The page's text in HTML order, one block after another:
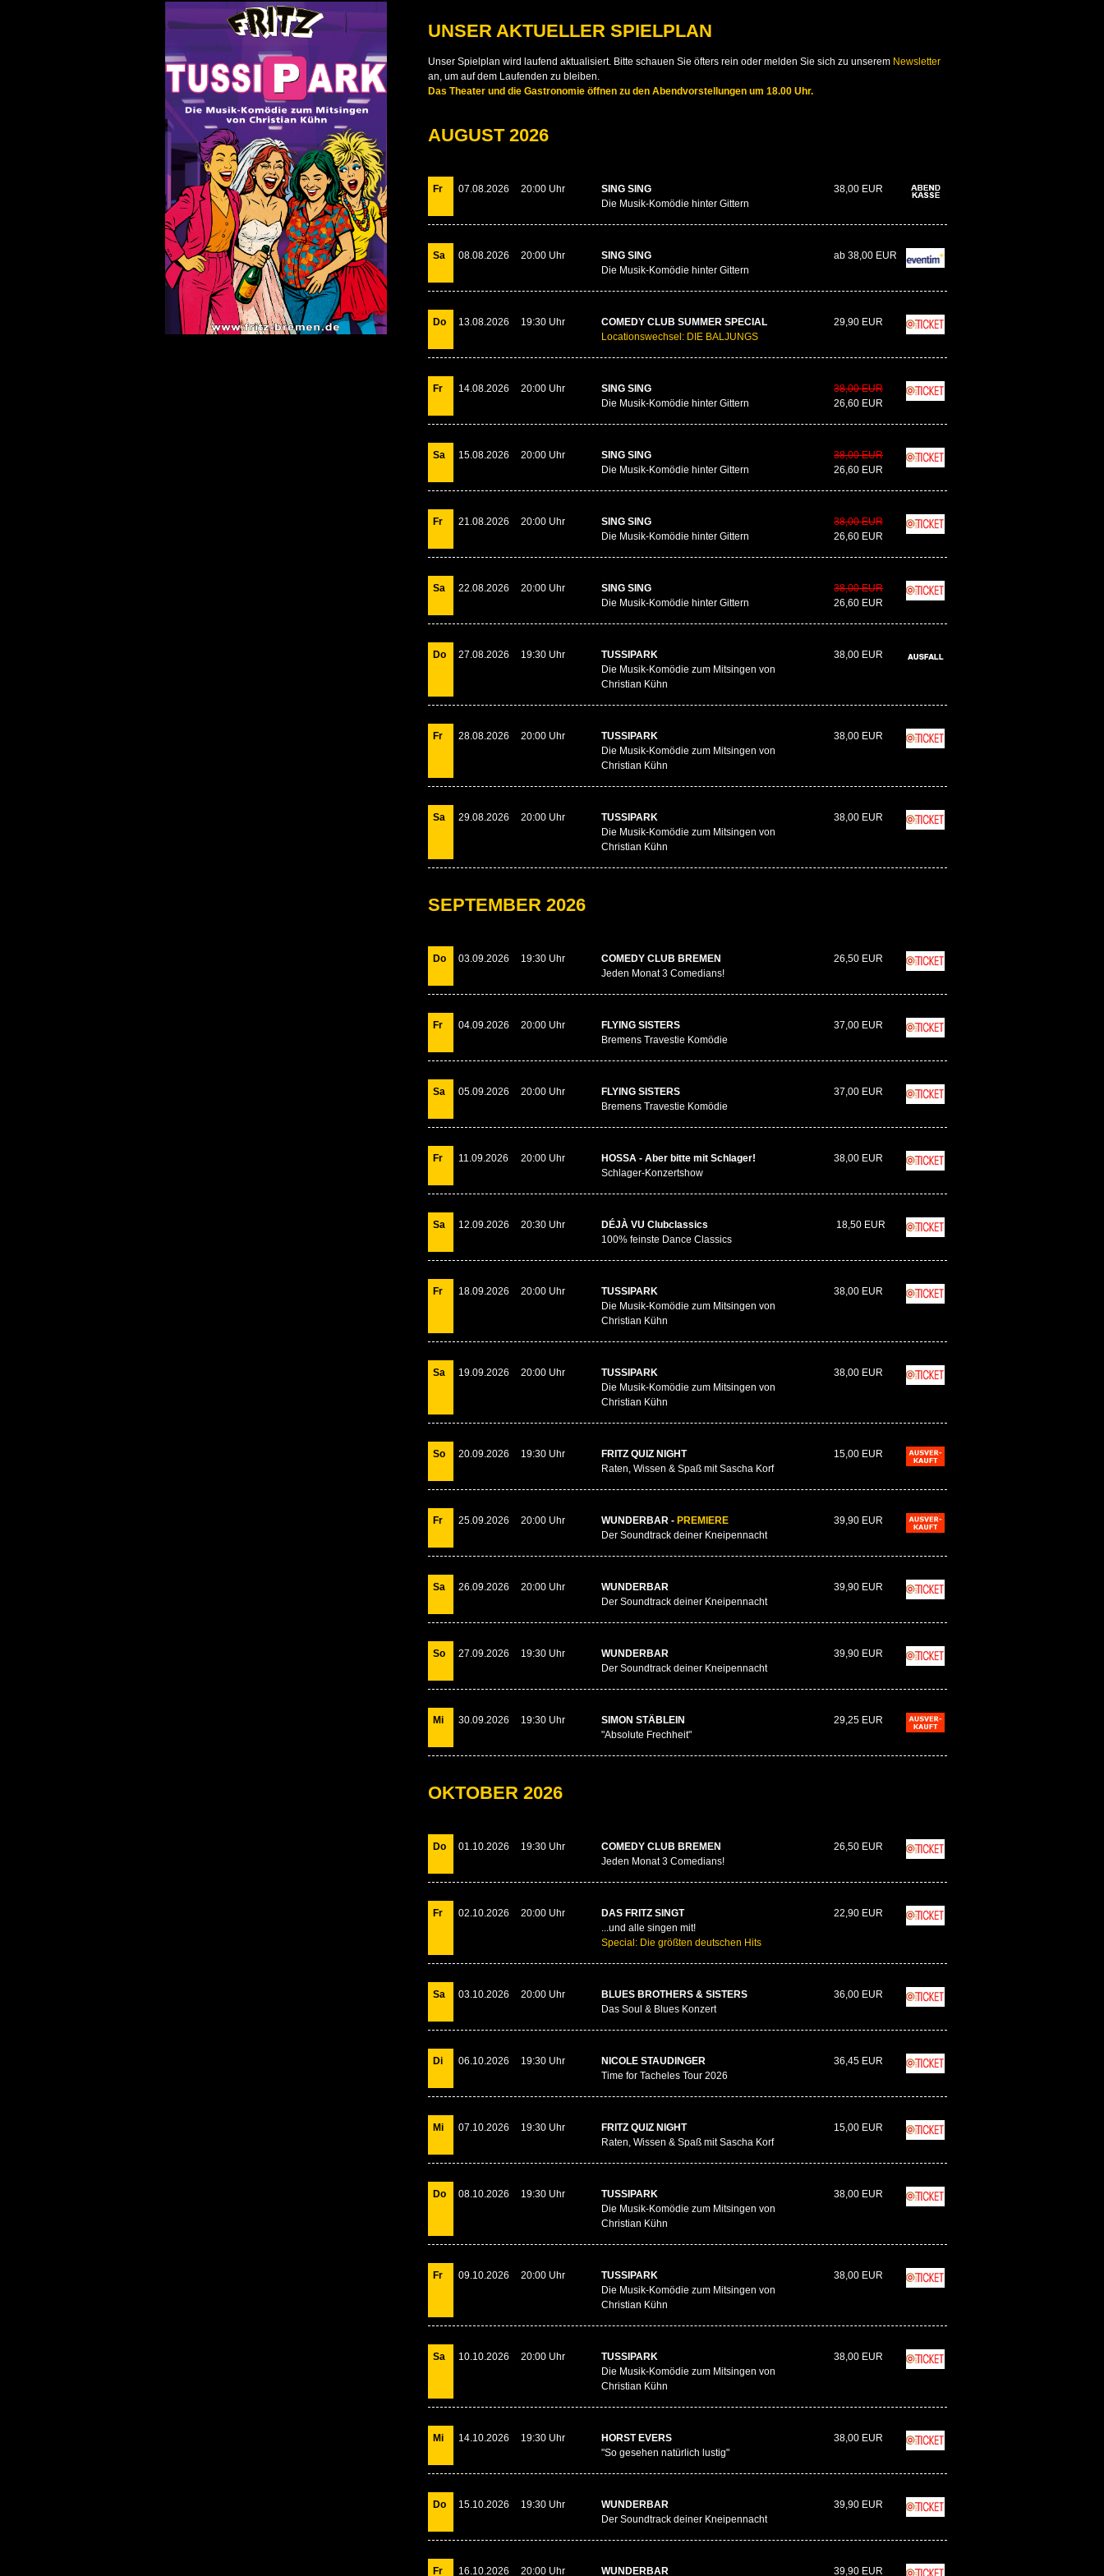
UNSER AKTUELLER SPIELPLAN
Unser Spielplan wird laufend aktualisiert. Bitte schauen Sie öfters rein oder melden Sie sich zu unserem Newsletter
an, um auf dem Laufenden zu bleiben.
Das Theater und die Gastronomie öffnen zu den Abendvorstellungen um 18.00 Uhr.
AUGUST 2026
Fr 07.08.2026 20:00 Uhr
SING SING
Die Musik-Komödie hinter Gittern
38,00 EUR
Sa 08.08.2026 20:00 Uhr
SING SING
Die Musik-Komödie hinter Gittern
ab 38,00 EUR
Do 13.08.2026 19:30 Uhr
COMEDY CLUB SUMMER SPECIAL
Locationswechsel: DIE BALJUNGS
29,90 EUR
Fr 14.08.2026 20:00 Uhr
SING SING
Die Musik-Komödie hinter Gittern
38,00 EUR
26,60 EUR
Sa 15.08.2026 20:00 Uhr
SING SING
Die Musik-Komödie hinter Gittern
38,00 EUR
26,60 EUR
Fr 21.08.2026 20:00 Uhr
SING SING
Die Musik-Komödie hinter Gittern
38,00 EUR
26,60 EUR
Sa 22.08.2026 20:00 Uhr
SING SING
Die Musik-Komödie hinter Gittern
38,00 EUR
26,60 EUR
Do 27.08.2026 19:30 Uhr
TUSSIPARK
Die Musik-Komödie zum Mitsingen von
Christian Kühn
38,00 EUR
Fr 28.08.2026 20:00 Uhr
TUSSIPARK
Die Musik-Komödie zum Mitsingen von
Christian Kühn
38,00 EUR
Sa 29.08.2026 20:00 Uhr
TUSSIPARK
Die Musik-Komödie zum Mitsingen von
Christian Kühn
38,00 EUR
SEPTEMBER 2026
Do 03.09.2026 19:30 Uhr
COMEDY CLUB BREMEN
Jeden Monat 3 Comedians!
26,50 EUR
Fr 04.09.2026 20:00 Uhr
FLYING SISTERS
Bremens Travestie Komödie
37,00 EUR
Sa 05.09.2026 20:00 Uhr
FLYING SISTERS
Bremens Travestie Komödie
37,00 EUR
Fr 11.09.2026 20:00 Uhr
HOSSA - Aber bitte mit Schlager!
Schlager-Konzertshow
38,00 EUR
Sa 12.09.2026 20:30 Uhr
DÉJÀ VU Clubclassics
100% feinste Dance Classics
18,50 EUR
Fr 18.09.2026 20:00 Uhr
TUSSIPARK
Die Musik-Komödie zum Mitsingen von
Christian Kühn
38,00 EUR
Sa 19.09.2026 20:00 Uhr
TUSSIPARK
Die Musik-Komödie zum Mitsingen von
Christian Kühn
38,00 EUR
So 20.09.2026 19:30 Uhr
FRITZ QUIZ NIGHT
Raten, Wissen & Spaß mit Sascha Korf
15,00 EUR
Fr 25.09.2026 20:00 Uhr WUNDERBAR - PREMIERE
Der Soundtrack deiner Kneipennacht
39,90 EUR
Sa 26.09.2026 20:00 Uhr
WUNDERBAR
Der Soundtrack deiner Kneipennacht
39,90 EUR
So 27.09.2026 19:30 Uhr
WUNDERBAR
Der Soundtrack deiner Kneipennacht
39,90 EUR
Mi 30.09.2026 19:30 Uhr
SIMON STÄBLEIN
"Absolute Frechheit"
29,25 EUR
OKTOBER 2026
Do 01.10.2026 19:30 Uhr
COMEDY CLUB BREMEN
Jeden Monat 3 Comedians!
26,50 EUR
Fr 02.10.2026 20:00 Uhr
DAS FRITZ SINGT
...und alle singen mit!
Special: Die größten deutschen Hits
22,90 EUR
Sa 03.10.2026 20:00 Uhr
BLUES BROTHERS & SISTERS
Das Soul & Blues Konzert
36,00 EUR
Di 06.10.2026 19:30 Uhr
NICOLE STAUDINGER
Time for Tacheles Tour 2026
36,45 EUR
Mi 07.10.2026 19:30 Uhr
FRITZ QUIZ NIGHT
Raten, Wissen & Spaß mit Sascha Korf
15,00 EUR
Do 08.10.2026 19:30 Uhr
TUSSIPARK
Die Musik-Komödie zum Mitsingen von
Christian Kühn
38,00 EUR
Fr 09.10.2026 20:00 Uhr
TUSSIPARK
Die Musik-Komödie zum Mitsingen von
Christian Kühn
38,00 EUR
Sa 10.10.2026 20:00 Uhr
TUSSIPARK
Die Musik-Komödie zum Mitsingen von
Christian Kühn
38,00 EUR
Mi 14.10.2026 19:30 Uhr
HORST EVERS
"So gesehen natürlich lustig"
38,00 EUR
Do 15.10.2026 19:30 Uhr
WUNDERBAR
Der Soundtrack deiner Kneipennacht
39,90 EUR
Fr 16.10.2026 20:00 Uhr WUNDERBAR 39,90 EUR